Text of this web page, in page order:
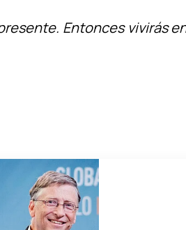
Entonces vivirás